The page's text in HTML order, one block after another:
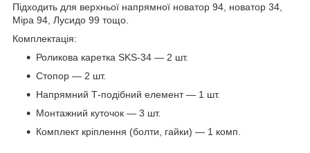
Підходить для верхньої напрямної новатор 94, новатор 34,
Міра 94, Лусидо 99 тощо.
Комплектація:
Роликова каретка SKS-34 — 2 шт.
Стопор — 2 шт.
Напрямний Т-подібний елемент — 1 шт.
Монтажний куточок — 3 шт.
Комплект кріплення (болти, гайки) — 1 комп.